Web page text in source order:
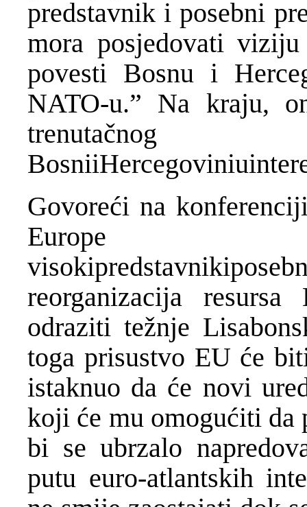
predstavnik i posebni
mora posjedovati
povesti Bosnu i
NATO-u.” Na kraju,
Govoreći na
reorganizacija
odraziti težnje
toga prisustvo EU će
istaknuo da će novi
koji će mu omogućiti da
bi se ubrzalo
putu euro-atlantskih